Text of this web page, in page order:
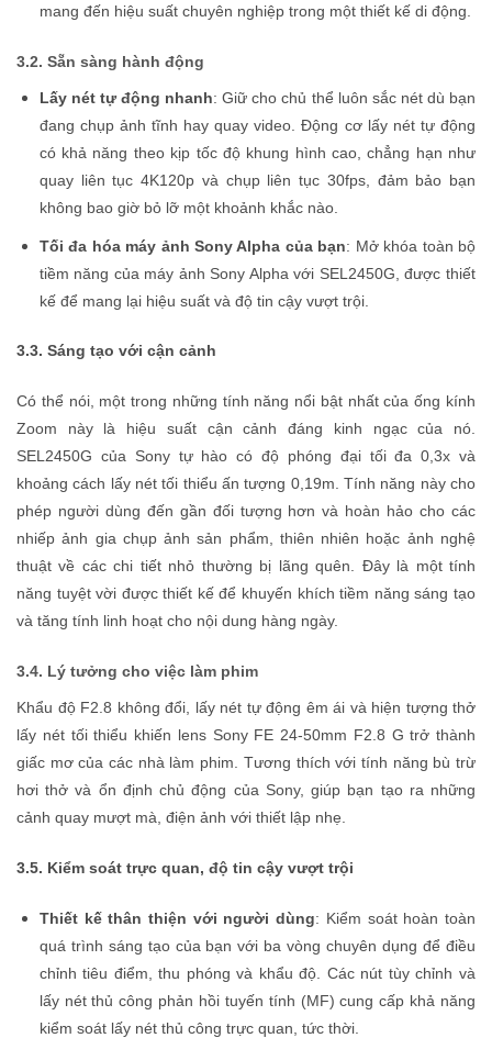
mang đến hiệu suất chuyên nghiệp trong một thiết kế di động.
3.2. Sẵn sàng hành động
Lấy nét tự động nhanh: Giữ cho chủ thể luôn sắc nét dù bạn
đang chụp ảnh tĩnh hay quay video. Động cơ lấy nét tự động
có khả năng theo kịp tốc độ khung hình cao, chẳng hạn như
quay liên tục 4K120p và chụp liên tục 30fps, đảm bảo bạn
không bao giờ bỏ lỡ một khoảnh khắc nào.
Tối đa hóa máy ảnh Sony Alpha của bạn: Mở khóa toàn bộ
tiềm năng của máy ảnh Sony Alpha với SEL2450G, được thiết
kế để mang lại hiệu suất và độ tin cậy vượt trội.
3.3. Sáng tạo với cận cảnh
Có thể nói, một trong những tính năng nổi bật nhất của ống kính
Zoom này là hiệu suất cận cảnh đáng kinh ngạc của nó.
SEL2450G của Sony tự hào có độ phóng đại tối đa 0,3x và
khoảng cách lấy nét tối thiểu ấn tượng 0,19m. Tính năng này cho
phép người dùng đến gần đối tượng hơn và hoàn hảo cho các
nhiếp ảnh gia chụp ảnh sản phẩm, thiên nhiên hoặc ảnh nghệ
thuật về các chi tiết nhỏ thường bị lãng quên. Đây là một tính
năng tuyệt vời được thiết kế để khuyến khích tiềm năng sáng tạo
và tăng tính linh hoạt cho nội dung hàng ngày.
3.4. Lý tưởng cho việc làm phim
Khẩu độ F2.8 không đổi, lấy nét tự động êm ái và hiện tượng thở
lấy nét tối thiểu khiến lens Sony FE 24-50mm F2.8 G trở thành
giấc mơ của các nhà làm phim. Tương thích với tính năng bù trừ
hơi thở và ổn định chủ động của Sony, giúp bạn tạo ra những
cảnh quay mượt mà, điện ảnh với thiết lập nhẹ.
3.5. Kiểm soát trực quan, độ tin cậy vượt trội
Thiết kế thân thiện với người dùng: Kiểm soát hoàn toàn
quá trình sáng tạo của bạn với ba vòng chuyên dụng để điều
chỉnh tiêu điểm, thu phóng và khẩu độ. Các nút tùy chỉnh và
lấy nét thủ công phản hồi tuyến tính (MF) cung cấp khả năng
kiểm soát lấy nét thủ công trực quan, tức thời.